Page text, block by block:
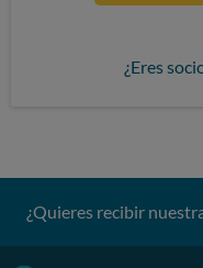
¿Eres
¿Quieres recibir